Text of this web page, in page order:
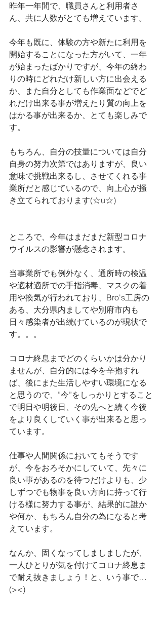
昨年一年間で、職員さんと利用者さ
ん、共に人数がとても増えています。
今年も既に、体験の方や新たに利用を
開始することになった方がいて、一年
が始まったばかりですが、今年の終わ
りの時にどれだけ新しい方に出会える
か、また自分としても作業面などでど
れだけ出来る事が増えたり質の向上を
はかる事が出来るか、とても楽しみで
す。
もちろん、自分の技量については自分
自身の努力次第ではありますが、良い
意味で挑戦出来るし、させてくれる事
業所だと感じているので、向上心が掻
き立てられております(☆u☆)
ところで、今年はまだまだ新型コロナ
ウイルスの影響が懸念されます。
当事業所でも例外なく、通所時の検温
や適材適所での手指消毒、マスクの着
用や換気が行われており、Bro's工房の
ある、大分県内ましてや別府市内も
日々感染者が出続けているのが現状で
す。。。
コロナ終息までどのくらいかは分かり
ませんが、自分的には今を辛抱すれ
ば、後にまた生活しやすい環境になる
と思うので、”今”をしっかりとすること
で明日や明後日、その先へと続く今後
をより良くしていく事が出来ると思っ
ています。
仕事や人間関係においてもそうです
が、今をおろそかにしていて、先々に
良い事があるのを待つだけよりも、少
しずつでも物事を良い方向に持って行
ける様に努力する事が、結果的に誰か
や何か、もちろん自分の為になると考
えています。
なんか、固くなってしましましたが、
一人ひとりが気を付けてコロナ終息ま
で耐え抜きましょう！と、いう事で…
(><)